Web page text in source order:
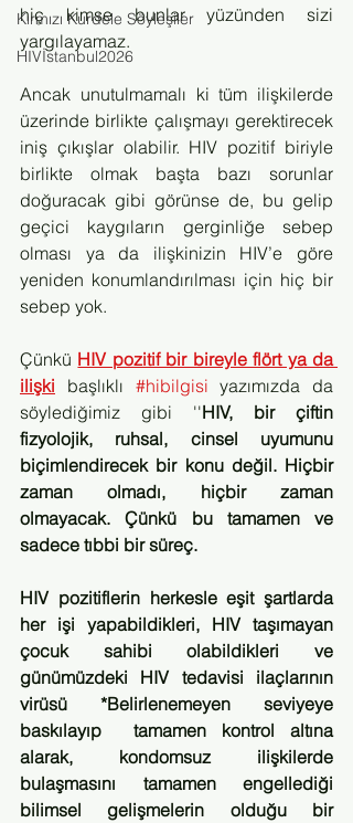
Kırmızı Kurdele Söyleşiler
HIVİstanbul2026
hiç kimse bunlar yüzünden sizi
yargılayamaz.
Ancak unutulmamalı ki tüm ilişkilerde
üzerinde birlikte çalışmayı gerektirecek
iniş çıkışlar olabilir. HIV pozitif biriyle
birlikte olmak başta bazı sorunlar
doğuracak gibi görünse de, bu gelip
geçici kaygıların gerginliğe sebep
olması ya da ilişkinizin HIV’e göre
yeniden konumlandırılması için hiç bir
sebep yok.
Çünkü HIV pozitif bir bireyle flört ya da
ilişki
başlıklı #hibilgisi yazımızda da
söylediğimiz gibi ''HIV, bir çiftin
fizyolojik, ruhsal, cinsel uyumunu
biçimlendirecek bir konu değil. Hiçbir
zaman olmadı, hiçbir zaman
olmayacak. Çünkü bu tamamen ve
sadece tıbbi bir süreç.
HIV pozitiflerin herkesle eşit şartlarda
her işi yapabildikleri, HIV taşımayan
çocuk sahibi olabildikleri ve
günümüzdeki HIV tedavisi ilaçlarının
virüsü *Belirlenemeyen seviyeye
baskılayıp  tamamen kontrol altına
alarak, kondomsuz ilişkilerde
bulaşmasını tamamen engellediği
bilimsel gelişmelerin olduğu bir